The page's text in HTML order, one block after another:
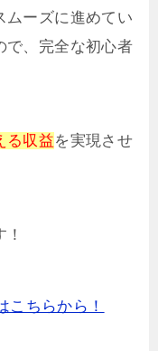
ムーズに進めてい
で、完全な初心者
る収益を実現させ
こちらから！